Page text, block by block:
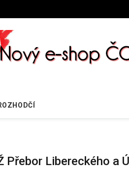
Přebor Libereckého a